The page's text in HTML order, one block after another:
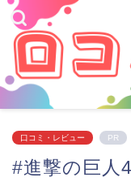
口コミ・レビュー PR
#進撃の巨人